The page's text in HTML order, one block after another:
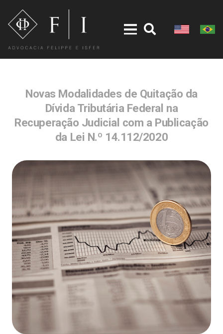
Novas Modalidades de Quitação da
Dívida Tributária Federal na
Recuperação Judicial com a Publicação
da Lei N.º 14.112/2020